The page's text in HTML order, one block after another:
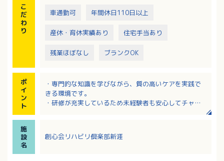
こ
だ
わ
り
車通勤可 年間休日110日以上
産休・育休実績あり 住宅手当あり
残業ほぼなし ブランクOK
ポ
イ
ン
ト
・専門的な知識を学びながら、質の高いケアを実践で
きる環境です。
・研修が充実しているため未経験者も安心してチャレ
温かい職場です。
・資格取得制度あり（初任者研修・実務者研修等）ス
施
設
名
創心会リハビリ倶楽部新涯